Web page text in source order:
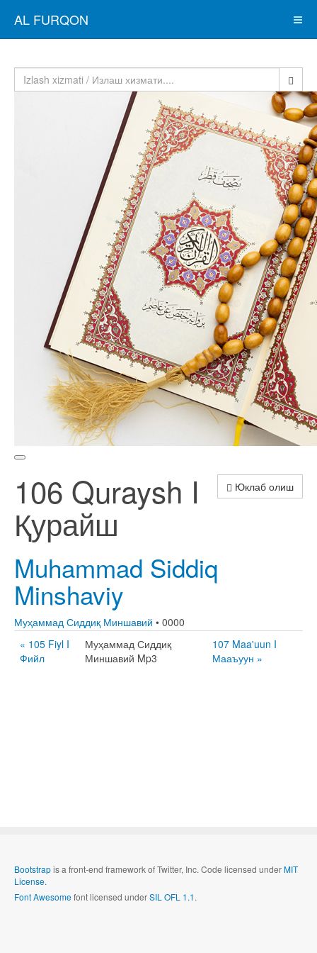
AL FURQON
Юклаб олиш
106 Quraysh I
Қурайш
Muhammad Siddiq
Minshaviy
Муҳаммад Сиддиқ Миншавий • 0000
« 105 Fiyl I
Фийл
Муҳаммад Сиддиқ
Миншавий Mp3
107 Maa'uun I
Мааъуун »
Bootstrapis a front-end framework of Twitter, Inc. Code licensed underMIT
License.
Font Awesomefont licensed underSIL OFL 1.1.